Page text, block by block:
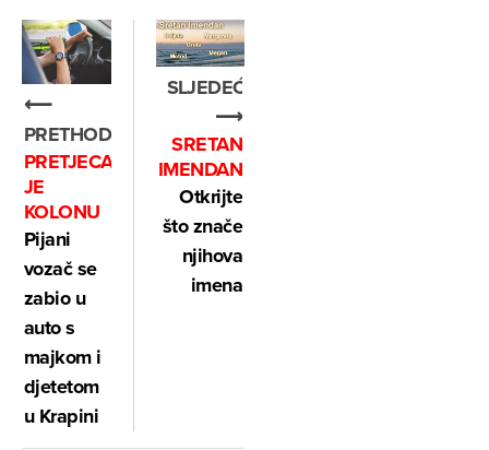
⟵
PRETHODNO
PRETJECAO
JE
KOLONU
Pijani
vozač se
zabio u
auto s
majkom i
djetetom
u Krapini
SLJEDEĆE
⟶
SRETAN
IMENDAN
Otkrijte
što znače
njihova
imena